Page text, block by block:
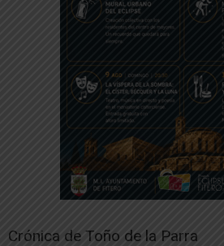
Crónica de Toño de la Parra